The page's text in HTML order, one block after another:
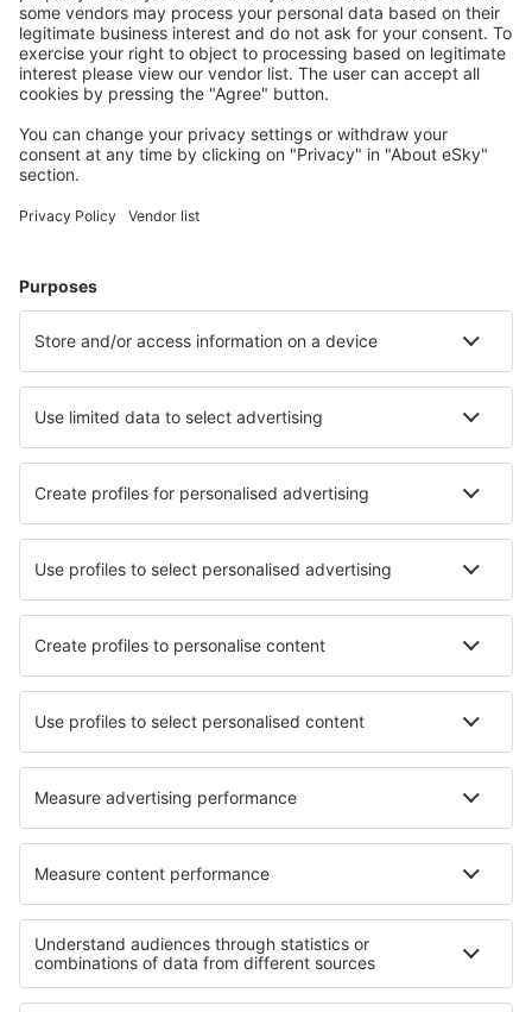
uživatele.
Ubytování dle vašeho gusta
Vyberte si z více než 1.3 milionu zařízení: hotelů,
Nejvyhledávanější hotely uživateli eSky
Hotely ve Fethiye Hotely v Antalyi Hotely v Bodrumu
Hotely in Agva Hotely in Çamlıhemşin Hotely in Silivri
Hotely v Balikesiru
Nejlepší hotely - města
Hotely Kirchanschoring Hotely v Tartu
Hotely in Sylacauga Hotely in Saint Catherines
Hotely in Pachna Hotely in Panticosa
Hotely v Lipnici nad Sázavou Hotely in Gressy
Nejlepší hotely - regiony
Hotely v Bodrumu Hotely v Southeastern Anatolia
Hotely v Turecku Hotely na poloostrově Datca
Hotely v Kappadokii Hotely na Hvaru